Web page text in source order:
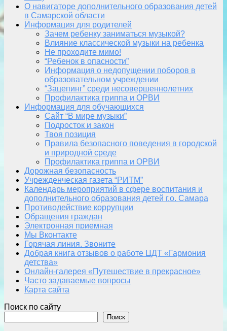
О навигаторе дополнительного образования детей
в Самарской области
Информация для родителей
Зачем ребенку заниматься музыкой?
Влияние классической музыки на ребенка
Не проходите мимо!
“Ребенок в опасности”
Информация о недопущении поборов в
образовательном учреждении
“Зацепинг” среди несовершеннолетних
Профилактика гриппа и ОРВИ
Информация для обучающихся
Сайт “В мире музыки”
Подросток и закон
Твоя позиция
Правила безопасного поведения в городской
и природной среде
Профилактика гриппа и ОРВИ
Дорожная безопасность
Учрежденческая газета “РИТМ”
Календарь мероприятий в сфере воспитания и
дополнительного образования детей г.о. Самара
Противодействие коррупции
Обращения граждан
Электронная приемная
Мы Вконтакте
Горячая линия. Звоните
Добрая книга отзывов о работе ЦДТ «Гармония
детства»
Онлайн-галерея «Путешествие в прекрасное»
Часто задаваемые вопросы
Карта сайта
Поиск по сайту
Поиск